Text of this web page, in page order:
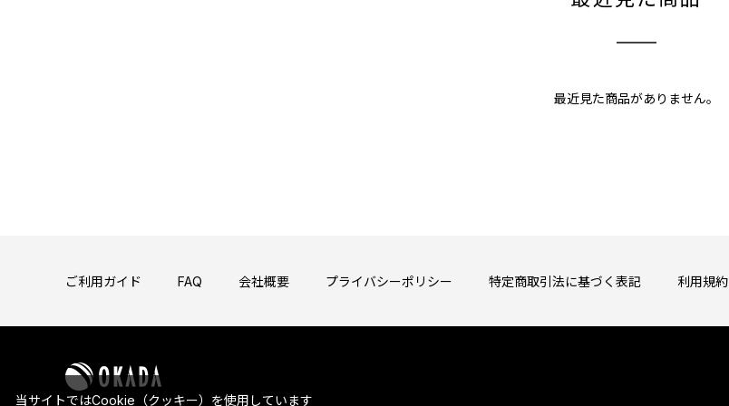
最近見た商品がありません。
ご利用ガイド FAQ 会社概要 プライバシーポリシー 特定商取引法に基づく表記 利用規約
当サイトではCookie（クッキー）を使用しています